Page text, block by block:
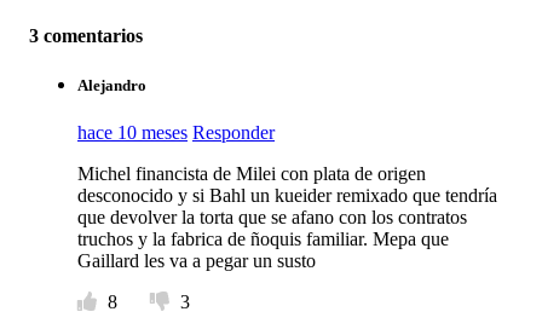
3 comentarios
Alejandro
hace 10 meses Responder
Michel financista de Milei con plata de origen
desconocido y si Bahl un kueider remixado que tendría
que devolver la torta que se afano con los contratos
truchos y la fabrica de ñoquis familiar. Mepa que
Gaillard les va a pegar un susto
8
3